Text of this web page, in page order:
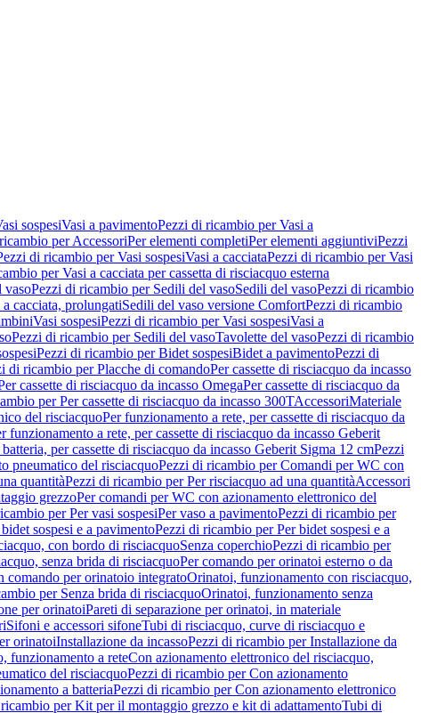
sospesiVasi a pavimentoPezzi di ricambio per Vasi a
per AccessoriPer elementi completiPer elementi aggiuntiviPezzi
di ricambio per Vasi sospesiVasi a cacciataPezzi di ricambio per Vasi
per Vasi a cacciata per cassetta di risciacquo esterna
vasoPezzi di ricambio per Sedili del vasoSedili del vasoPezzi di ricambio
cacciata, prolungatiSedili del vaso versione ComfortPezzi di ricambio
Vasi sospesiPezzi di ricambio per Vasi sospesiVasi a
Pezzi di ricambio per Sedili del vasoTavolette del vasoPezzi di ricambio
Pezzi di ricambio per Bidet sospesiBidet a pavimentoPezzi di
di ricambio per Placche di comandoPer cassette di risciacquo da incasso
cassette di risciacquo da incasso OmegaPer cassette di risciacquo da
per Per cassette di risciacquo da incasso 300TAccessoriMateriale
del risciacquoPer funzionamento a rete, per cassette di risciacquo da
funzionamento a rete, per cassette di risciacquo da incasso Geberit
per cassette di risciacquo da incasso Geberit Sigma 12 cmPezzi
pneumatico del risciacquoPezzi di ricambio per Comandi per WC con
quantitàPezzi di ricambio per Per risciacquo ad una quantitàAccessori
grezzoPer comandi per WC con azionamento elettronico del
per Per vasi sospesiPer vaso a pavimentoPezzi di ricambio per
sospesi e a pavimentoPezzi di ricambio per Per bidet sospesi e a
con bordo di risciacquoSenza coperchioPezzi di ricambio per
senza brida di risciacquoPer comando per orinatoi esterno o da
comando per orinatoio integratoOrinatoi, funzionamento con risciacquo,
per Senza brida di risciacquoOrinatoi, funzionamento senza
per orinatoiPareti di separazione per orinatoi, in materiale
Sifoni e accessori sifoneTubi di risciacquo, curve di risciacquo e
orinatoiInstallazione da incassoPezzi di ricambio per Installazione da
funzionamento a reteCon azionamento elettronico del risciacquo,
del risciacquoPezzi di ricambio per Con azionamento
a batteriaPezzi di ricambio per Con azionamento elettronico
per Kit per il montaggio grezzo e kit di adattamentoTubi di